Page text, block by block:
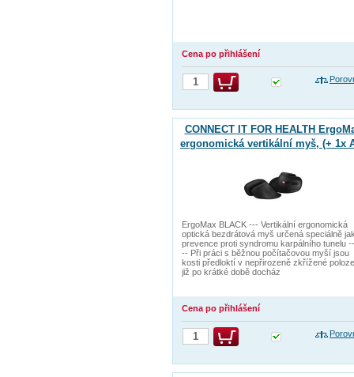
Cena po přihlášení
CONNECT IT FOR HEALTH
ergonomická vertikální myš, (+ 1x
ErgoMax BLACK --- Vertikální ergonomická
optická bezdrátová myš určená speciálně
prevence proti syndromu karpálního tunelu
-- Při práci s běžnou počítačovou myší jsou
kosti předloktí v nepřirozeně zkřížené
již po krátké době docház
Cena po přihlášení